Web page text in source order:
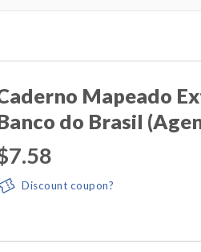
Mapeado
do Brasil
Discount coupon?